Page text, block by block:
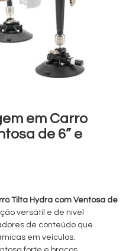
em Carro
de 6” e
Tilta Hydra com Ventosa de
versátil e de nível
de conteúdo que
em veículos.